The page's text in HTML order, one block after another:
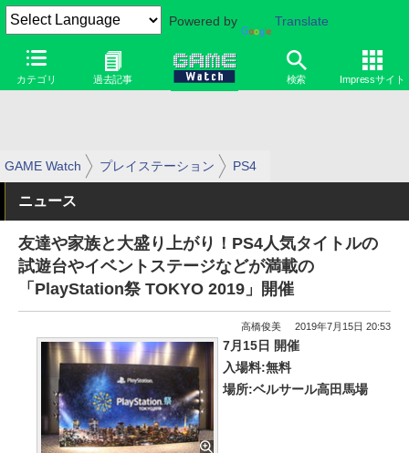
Powered by Translate
カテゴリ 過去記事 検索 Impressサイト
GAME Watch プレイステーション PS4
ニュース
友達や家族と大盛り上がり！PS4人気タイトルの
試遊台やイベントステージなどが満載の
「PlayStation祭 TOKYO 2019」開催
高橋俊美 2019年7月15日 20:53
7月15日 開催
入場料:無料
場所:ベルサール高田馬場